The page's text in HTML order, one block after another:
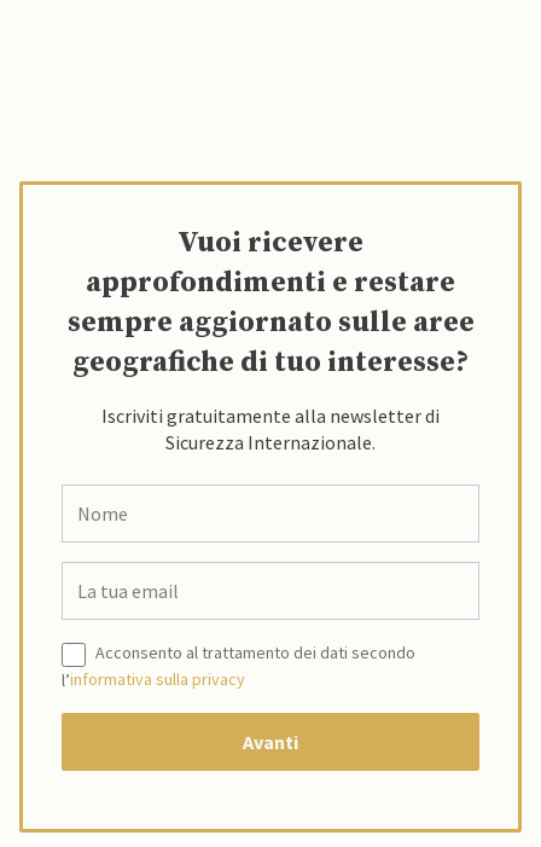
Vuoi ricevere
approfondimenti e restare
sempre aggiornato sulle aree
geografiche di tuo interesse?
Iscriviti gratuitamente alla newsletter di
Sicurezza Internazionale.
Acconsento al trattamento dei dati secondo
l’informativa sulla privacy